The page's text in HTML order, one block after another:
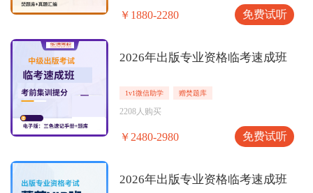
￥1880-2280 免费试听
2026年出版专业资格临考速成班
1v1微信助学 赠焚题库
2208人购买
￥2480-2980 免费试听
2026年出版专业资格临考速成班